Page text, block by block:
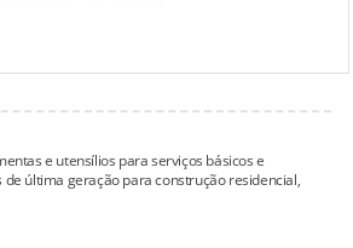
e utensílios para serviços básicos e
última geração para construção residencial,